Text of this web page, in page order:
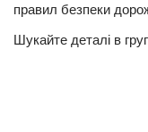
правил безпеки
Шукайте деталі в